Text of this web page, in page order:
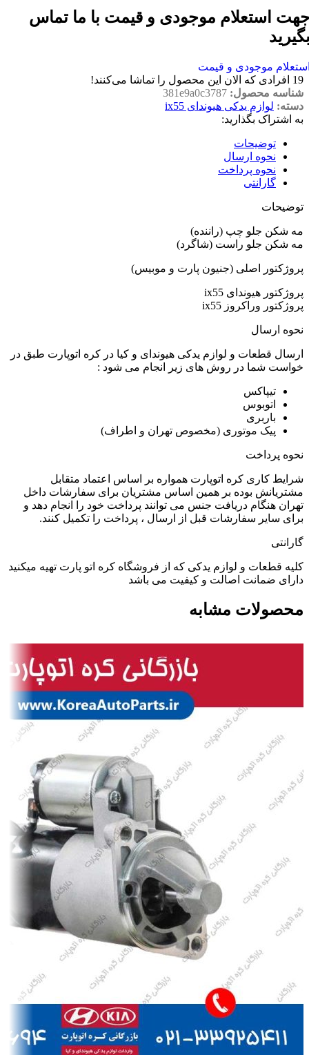
استعلام موجودی و قیمت با ما تماس
موجودی و قیمت
19 افرادی که الان این محصول را تماشا می‌کنند!
شناسه محصول: 381e9a0c3787
دسته: لوازم یدکی هیوندای ix55
به اشتراک بگذارید:
توضیحات
نحوه ارسال
نحوه پرداخت
گارانتی
توضیحات
مه شکن جلو چپ (راننده)
مه شکن جلو راست (شاگرد)
پروژکتور اصلی (جنیون پارت و موبیس)
پروژکتور هیوندای ix55
پروژکتور وراکروز ix55
نحوه ارسال
ارسال قطعات و لوازم یدکی هیوندای و کیا در کره اتوپارت طبق در
خواست شما در روش های زیر انجام می شود :
تیپاکس
اتوبوس
باربری
پیک موتوری (مخصوص تهران و اطراف)
نحوه پرداخت
شرایط کاری کره اتوپارت همواره بر اساس اعتماد متقابل
مشتریانش بوده بر همین اساس مشتریان برای سفارشات داخل
تهران هنگام دریافت جنس می توانند پرداخت خود را انجام دهد و
برای سایر سفارشات قبل از ارسال ، پرداخت را تکمیل کنند.
گارانتی
کلیه قطعات و لوازم یدکی که از فروشگاه کره اتو پارت تهیه میکنید
دارای ضمانت اصالت و کیفیت می باشد
محصولات مشابه